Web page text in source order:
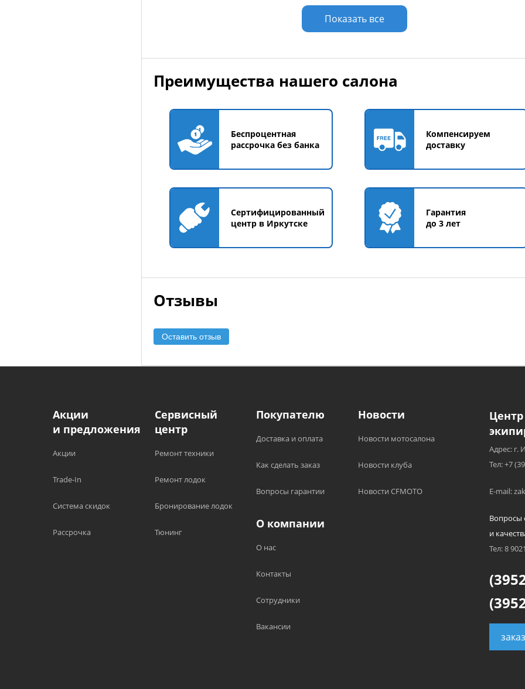
Добавить в корзину
Показать все
Преимущества нашего салона
Беспроцентная
рассрочка без банка
Компенсируем
доставку
Сертифицированный
центр в Иркутске
Гарантия
до 3 лет
Отзывы
Оставить отзыв
Акции
и предложения
Акции
Trade-In
Система скидок
Рассрочка
Сервисный
центр
Ремонт техники
Ремонт лодок
Бронирование лодок
Тюнинг
Покупателю
Доставка и оплата
Как сделать заказ
Вопросы гарантии
Новости
Новости мотосалона
Новости клуба
Новости CFMOTO
О компании
О нас
Контакты
Сотрудники
Вакансии
Адрес: г.
Тел: +7
E-mail:
Вопросы
и
Тел: 8